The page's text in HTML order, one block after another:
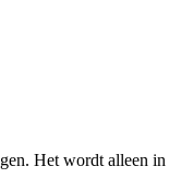
Het wordt alleen